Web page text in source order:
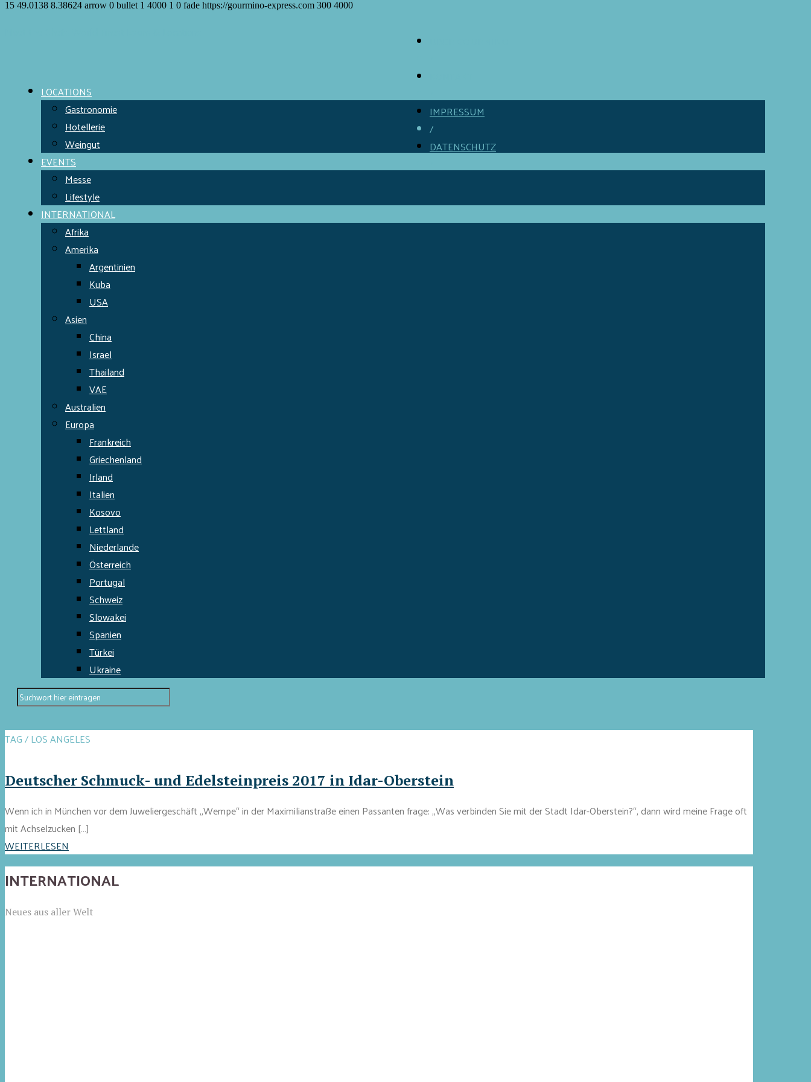
15 49.0138 8.38624 arrow 0 bullet 1 4000 1 0 fade https://gourmino-express.com 300 4000
IMPRESSUM
/
DATENSCHUTZ
LOCATIONS
Gastronomie
Hotellerie
Weingut
EVENTS
Messe
Lifestyle
INTERNATIONAL
Afrika
Amerika
Argentinien
Kuba
USA
Asien
China
Israel
Thailand
VAE
Australien
Europa
Frankreich
Griechenland
Irland
Italien
Kosovo
Lettland
Niederlande
Österreich
Portugal
Schweiz
Slowakei
Spanien
Türkei
Ukraine
TAG / LOS ANGELES
Deutscher Schmuck- und Edelsteinpreis 2017 in Idar-Oberstein
Wenn ich in München vor dem Juweliergeschäft „Wempe“ in der Maximilianstraße einen Passanten frage: „Was verbinden Sie mit der Stadt Idar-Oberstein?“, dann wird meine Frage oft
mit Achselzucken […]
WEITERLESEN
INTERNATIONAL
Neues aus aller Welt